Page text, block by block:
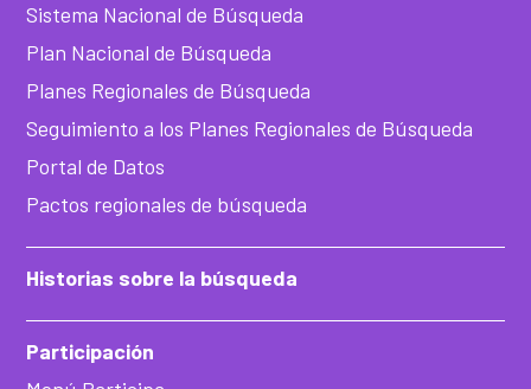
Sistema Nacional de Búsqueda
Plan Nacional de Búsqueda
Planes Regionales de Búsqueda
Seguimiento a los Planes Regionales de Búsqueda
Portal de Datos
Pactos regionales de búsqueda
Historias sobre la búsqueda
Participación